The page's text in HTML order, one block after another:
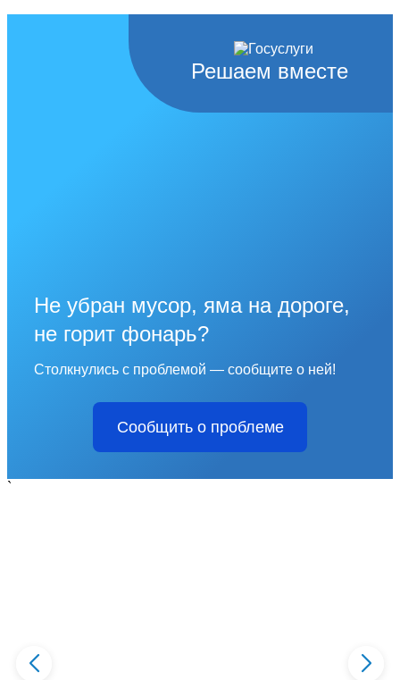
Решаем вместе
Не убран мусор, яма на дороге,
не горит фонарь?
Столкнулись с проблемой — сообщите о ней!
Сообщить о проблеме
`